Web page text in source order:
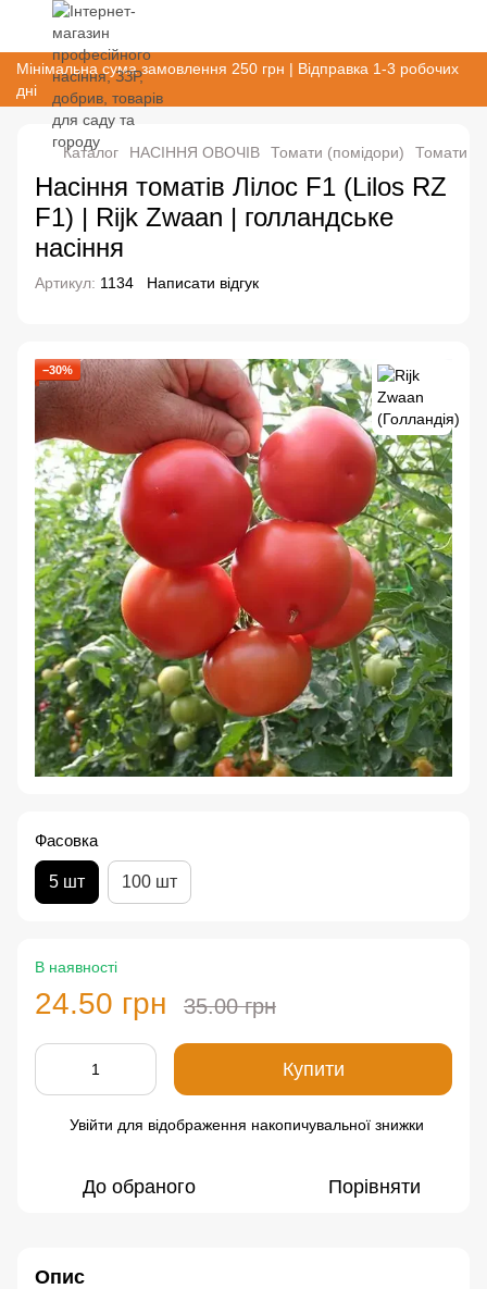
Мінімальна сума замовлення 250 грн | Відправка 1-3 робочих
дні
Каталог НАСІННЯ ОВОЧІВ Томати (помідори) Томати
Насіння томатів Лілос F1 (Lilos RZ
F1) | Rijk Zwaan | голландське
насіння
Артикул: 1134 Написати відгук
−30%
Фасовка
5 шт 100 шт
В наявності
24.50 грн 35.00 грн
Купити
Увійти для відображення накопичувальної знижки
До обраного Порівняти
Опис